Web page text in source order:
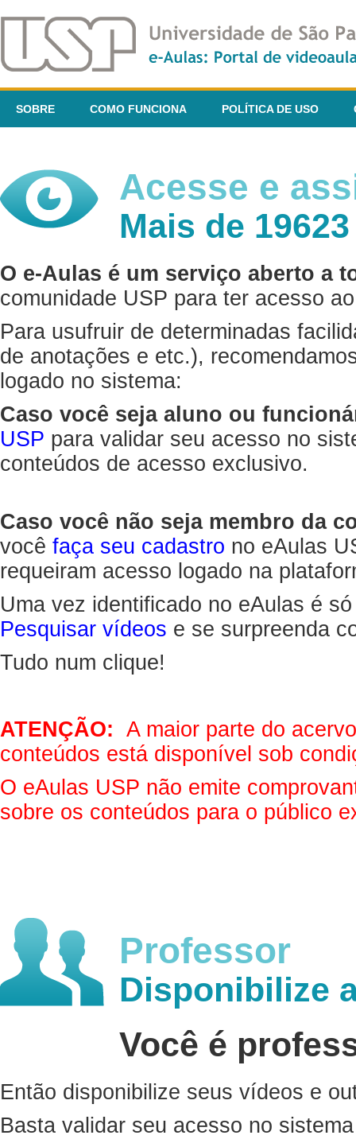
SOBRE COMO FUNCIONA POLÍTICA DE USO
Acesse e
Mais de
O e-Aulas é um serviço aberto a
comunidade USP para ter acesso
Para usufruir de determinadas
de anotações e etc.),
logado no sistema:
Caso você seja aluno ou
USP para validar seu acesso no
conteúdos de acesso exclusivo.
Caso você não seja membro da
você faça seu cadastro no eAulas
requeiram acesso logado na
Uma vez identificado no eAulas é
Pesquisar vídeos e se surpreenda
Tudo num clique!
ATENÇÃO: A maior parte do
conteúdos está disponível sob
O eAulas USP não emite
sobre os conteúdos para o público
Professor
Disponibilize
Você é
Então disponibilize seus vídeos e
Basta validar seu acesso no